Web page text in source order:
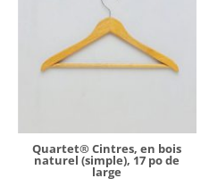
Quartet® Cintres, en bois
naturel (simple), 17 po de
large